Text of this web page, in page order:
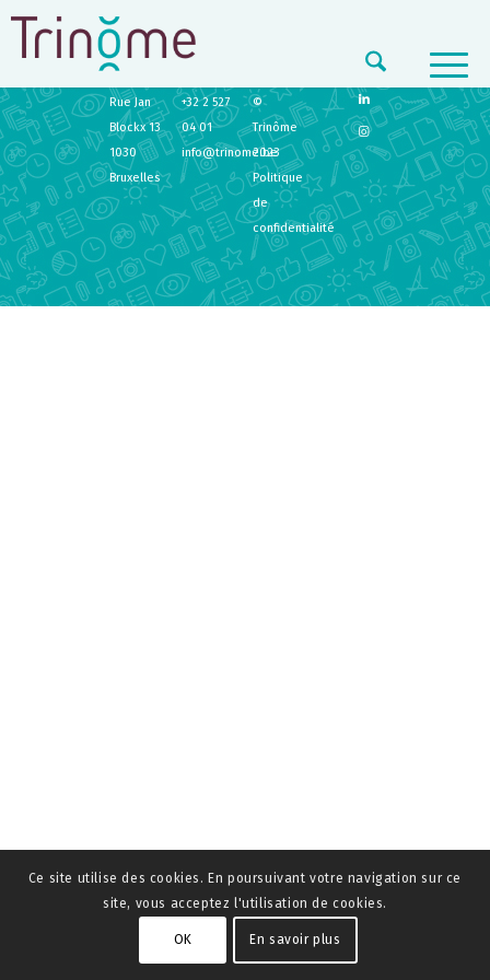
TRINÔME
Rue Jan
Blockx 13
1030
Bruxelles
+32 2 527
04 01
info@trinome.be
©
Trinôme
2023
Politique
de
confidentialité
Ce site utilise des cookies. En poursuivant votre navigation sur ce
site, vous acceptez l'utilisation de cookies.
OK En savoir plus